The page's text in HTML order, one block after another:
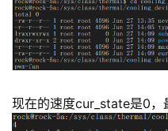
现在的速度cur_state是0，